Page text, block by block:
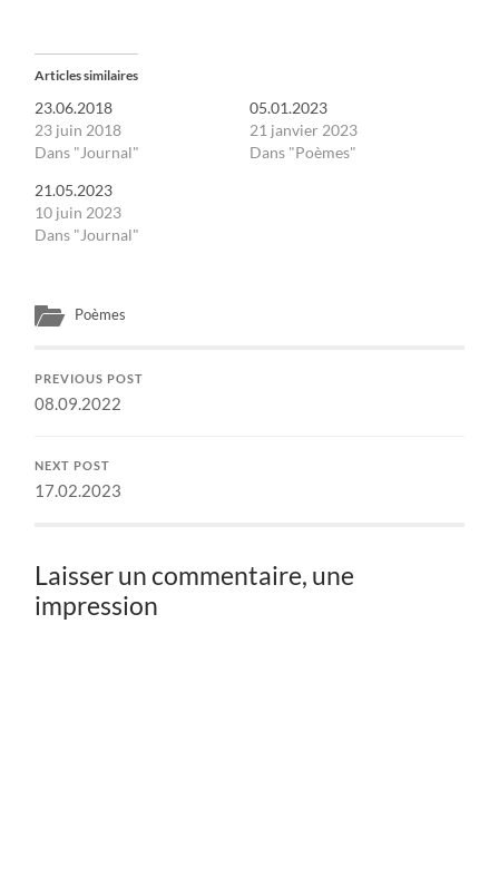
Articles similaires
23.06.2018
23 juin 2018
Dans "Journal"
05.01.2023
21 janvier 2023
Dans "Poèmes"
21.05.2023
10 juin 2023
Dans "Journal"
Poèmes
PREVIOUS POST
08.09.2022
NEXT POST
17.02.2023
Laisser un commentaire, une
impression